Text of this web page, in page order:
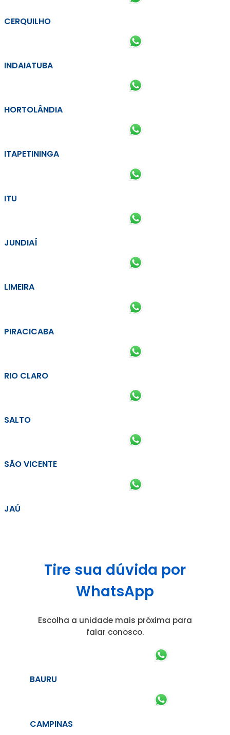
CERQUILHO
INDAIATUBA
HORTOLÂNDIA
ITAPETININGA
ITU
JUNDIAÍ
LIMEIRA
PIRACICABA
RIO CLARO
SALTO
SÃO VICENTE
JAÚ
Tire sua dúvida por
WhatsApp
Escolha a unidade mais próxima para
falar conosco.
BAURU
CAMPINAS